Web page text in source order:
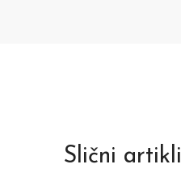
Slični artikli